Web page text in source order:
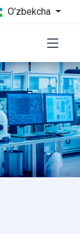
O'zbekcha